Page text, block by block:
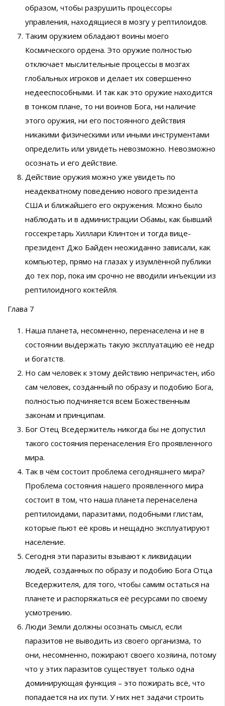
образом, чтобы разрушить процессоры
управления, находящиеся в мозгу у рептилоидов.
Таким оружием обладают воины моего
Космического ордена. Это оружие полностью
отключает мыслительные процессы в мозгах
глобальных игроков и делает их совершенно
недееспособными. И так как это оружие находится
в тонком плане, то ни воинов Бога, ни наличие
этого оружия, ни его постоянного действия
никакими физическими или иными инструментами
определить или увидеть невозможно. Невозможно
осознать и его действие.
Действие оружия можно уже увидеть по
неадекватному поведению нового президента
США и ближайшего его окружения. Можно было
наблюдать и в администрации Обамы, как бывший
госсекретарь Хиллари Клинтон и тогда вице-
президент Джо Байден неожиданно зависали, как
компьютер, прямо на глазах у изумлённой публики
до тех пор, пока им срочно не вводили инъекции из
рептилоидного коктейля.
Глава 7
Наша планета, несомненно, перенаселена и не в
состоянии выдержать такую эксплуатацию её недр
и богатств.
Но сам человек к этому действию непричастен, ибо
сам человек, созданный по образу и подобию Бога,
полностью подчиняется всем Божественным
законам и принципам.
Бог Отец Вседержитель никогда бы не допустил
такого состояния перенаселения Его проявленного
мира.
Так в чём состоит проблема сегодняшнего мира?
Проблема состояния нашего проявленного мира
состоит в том, что наша планета перенаселена
рептилоидами, паразитами, подобными глистам,
которые пьют её кровь и нещадно эксплуатируют
население.
Сегодня эти паразиты взывают к ликвидации
людей, созданных по образу и подобию Бога Отца
Вседержителя, для того, чтобы самим остаться на
планете и распоряжаться её ресурсами по своему
усмотрению.
Люди Земли должны осознать смысл, если
паразитов не выводить из своего организма, то
они, несомненно, пожирают своего хозяина, потому
что у этих паразитов существует только одна
доминирующая функция – это пожирать всё, что
попадается на их пути. У них нет задачи строить